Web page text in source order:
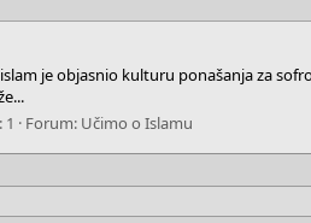
je objasnio kulturu ponašanja za
Forum: Učimo o Islamu